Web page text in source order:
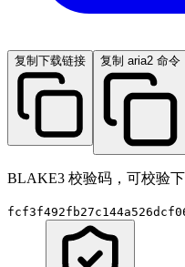
复制下载链接 复制 aria2 命令
BLAKE3 校验码，可校验